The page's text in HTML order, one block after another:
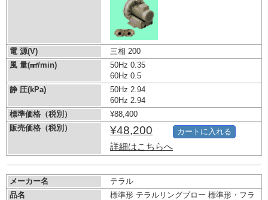
電 源(V)
三相 200
風 量(㎣/min)
50Hz 0.35
60Hz 0.5
静 圧(kPa)
50Hz 2.94
60Hz 2.94
標準価格（税別）
¥88,400
販売価格（税別）
¥48,200
詳細はこちらへ
カートに入れる
メーカー名
テラル
品名
標準形 テラルリングブロー 標準形・フラ